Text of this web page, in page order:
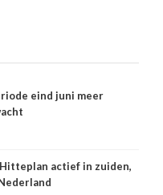
eind juni meer
actief in zuiden,